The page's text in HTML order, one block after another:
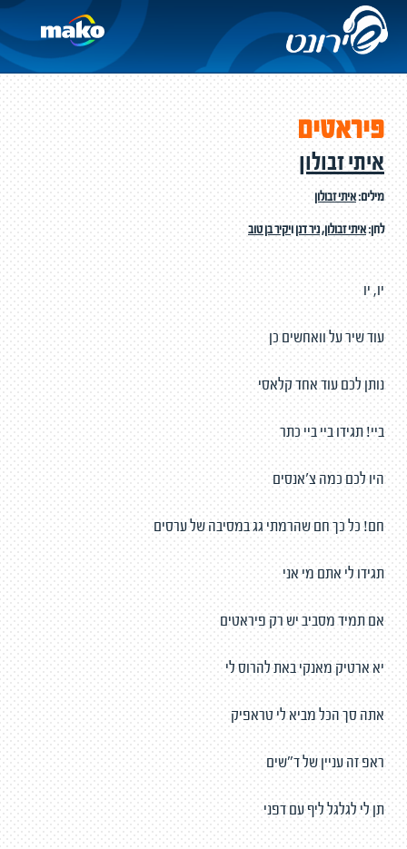
פיראטים
איתי זבולון
מילים:איתי זבולון
לחן:איתי זבולון,ניר דנןויקיר בן טוב
יו, יו
עוד שיר על וואחשים כן
נותן לכם עוד אחד קלאסי
ביי! תגידו ביי ביי כתר
היו לכם כמה צ'אנסים
חם! כל כך חם שהרמתי גג במסיבה של ערסים
תגידו לי אתם מי אני
אם תמיד מסביב יש רק פיראטים
יא ארטיק מאנקי באת להרוס לי
אתה סך הכל מביא לי טראפיק
ראפ זה עניין של ד"שים
תן לי לגלגל ליף עם דפני